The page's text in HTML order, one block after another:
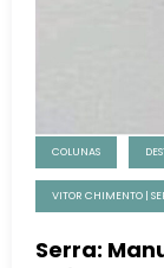
COLUNAS
VITOR CHIMENTO |
Serra: